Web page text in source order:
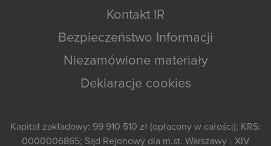
Kontakt IR
Bezpieczeństwo Informacji
Niezamówione materiały
Deklaracje cookies
Kapitał zakładowy: 99 910 510 zł (opłacony w całości); KRS:
0000006865; Sąd Rejonowy dla m.st. Warszawy - XIV